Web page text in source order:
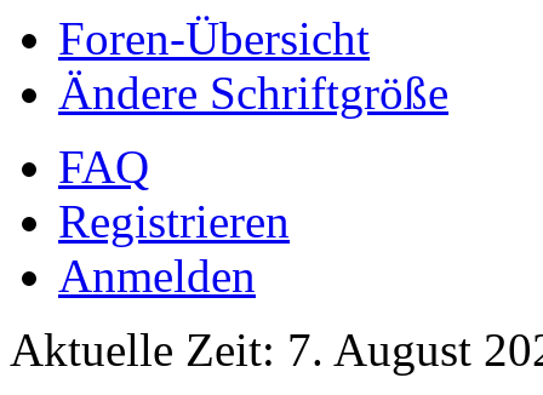
Foren-Übersicht
Ändere Schriftgröße
FAQ
Registrieren
Anmelden
Aktuelle Zeit: 7. August